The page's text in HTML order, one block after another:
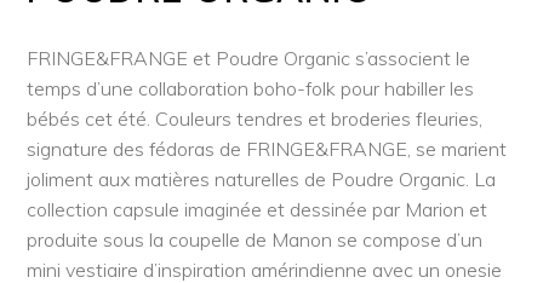
FRINGE&FRANGE et Poudre Organic s’associent le
temps d’une collaboration boho-folk pour habiller les
bébés cet été. Couleurs tendres et broderies fleuries,
signature des fédoras de FRINGE&FRANGE, se marient
joliment aux matières naturelles de Poudre Organic. La
collection capsule imaginée et dessinée par Marion et
produite sous la coupelle de Manon se compose d’un
mini vestiaire d’inspiration amérindienne avec un onesie